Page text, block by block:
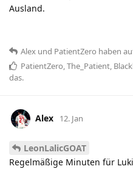
Ausland.
Alex und PatientZero haben
PatientZero,The_Patient,
das.
Alex 12. Jan
LeonLalicGOAT
Regelmäßige Minuten für